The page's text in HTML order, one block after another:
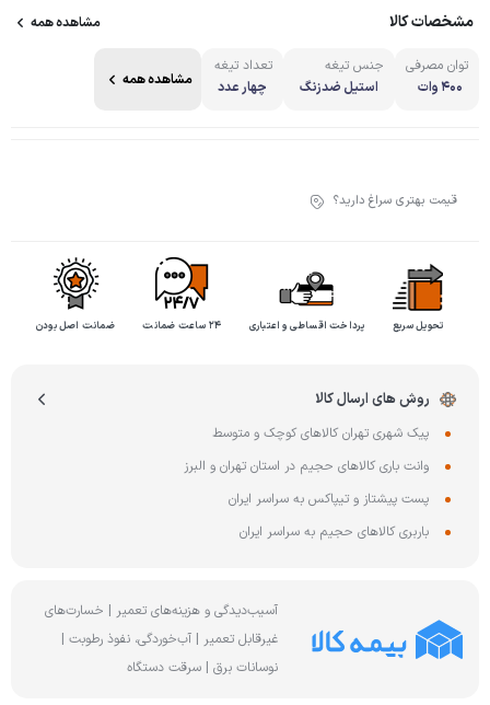
مشخصات کالا مشاهده همه
توان مصرفی
400 وات
جنس تیغه
استیل ضدزنگ
تعداد تیغه
چهار عدد
مشاهده همه
قیمت بهتری سراغ دارید؟
تحویل سریع پرداخت اقساطی و اعتباری ۲۴ ساعت ضمانت ضمانت اصل بودن
روش های ارسال کالا
پیک شهری تهران کالاهای کوچک و متوسط
وانت باری کالاهای حجیم در استان تهران و البرز
پست پیشتاز و تیپاکس به سراسر ایران
باربری کالاهای حجیم به سراسر ایران
آسیب‌دیدگی و هزینه‌های تعمیر | خسارت‌های
غیرقابل تعمیر | آب‌خوردگی، نفوذ رطوبت |
نوسانات برق | سرقت دستگاه